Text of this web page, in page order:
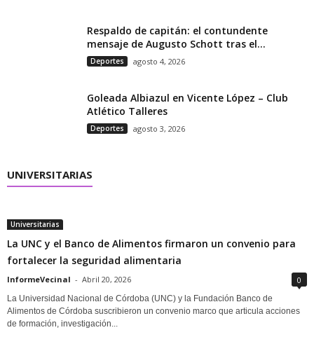
Respaldo de capitán: el contundente
mensaje de Augusto Schott tras el...
Deportes agosto 4, 2026
Goleada Albiazul en Vicente López – Club
Atlético Talleres
Deportes agosto 3, 2026
UNIVERSITARIAS
Universitarias
La UNC y el Banco de Alimentos firmaron un convenio para
fortalecer la seguridad alimentaria
InformeVecinal - Abril 20, 2026 0
La Universidad Nacional de Córdoba (UNC) y la Fundación Banco de
Alimentos de Córdoba suscribieron un convenio marco que articula acciones
de formación, investigación...